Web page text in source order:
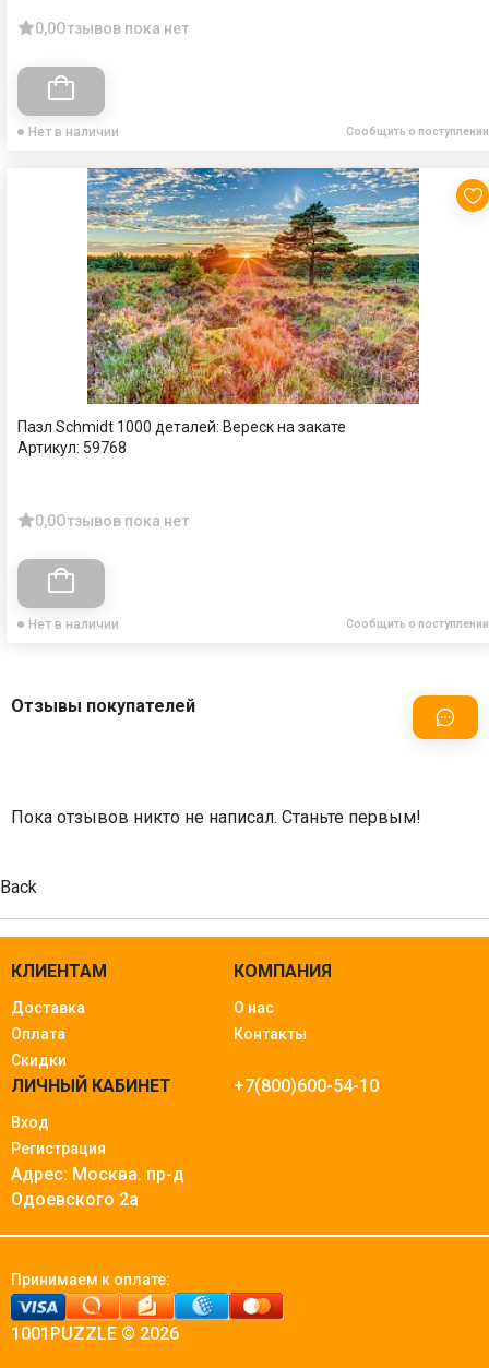
0,0Отзывов пока нет
Нет в наличии Сообщить о поступлении
Пазл Schmidt 1000 деталей: Вереск на закате
Артикул: 59768
0,0Отзывов пока нет
Нет в наличии Сообщить о поступлении
Отзывы покупателей
Пока отзывов никто не написал. Станьте первым!
Back
КЛИЕНТАМ
Доставка
Оплата
Скидки
КОМПАНИЯ
О нас
Контакты
ЛИЧНЫЙ КАБИНЕТ
Вход
Регистрация
+7(800)600-54-10
Адрес: Москва. пр-д
Одоевского 2а
1001PUZZLE © 2026
Принимаем к оплате: